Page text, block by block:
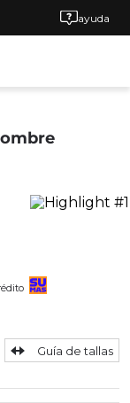
ayuda
Guía de tallas